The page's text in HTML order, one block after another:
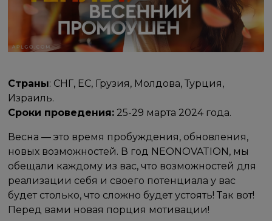
Страны: СНГ, ЕС, Грузия, Молдова, Турция,
Израиль.
Сроки проведения: 25-29 марта 2024 года.
Весна — это время пробуждения, обновления,
новых возможностей. В год NEONOVATION, мы
обещали каждому из вас, что возможностей для
реализации себя и своего потенциала у вас
будет столько, что сложно будет устоять! Так вот!
Перед вами новая порция мотивации!